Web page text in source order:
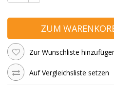
ZUM
Zur Wunschliste
Auf Vergleichsliste setzen